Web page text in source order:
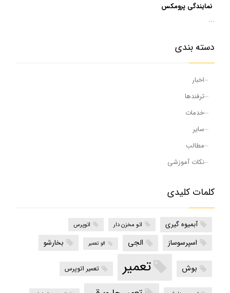
نمایندگی پرومکس
...
دسته بندی
اخبار
ترفندها
خدمات
سایر
مطالب
نکات آموزشی
کلمات کلیدی
آبمیوه گیری اتو مخزن دار اتوپرس
اسپرسوساز الجی الو تعمیر بخارشو
بوش تعمیر تعمیر اتوپرس